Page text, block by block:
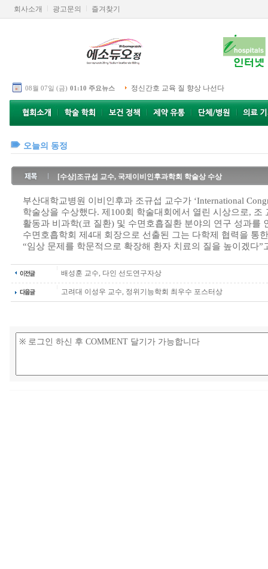
회사소개 광고문의 즐겨찾기
08월 07일 (금) 01:10 주요뉴스 정신간호 교육 질 향상 나선다
오늘의 동정
[수상]조규섭 교수, 국제이비인후과학회 학술상 수상
부산대학교병원 이비인후과 조규섭 교수가 ‘International
학술상을 수상했다. 제100회 학술대회에서 열린 시상으로, 조
활동과 비과학(코 질환) 및 수면호흡질환 분야의 연구 성과를
수면호흡학회 제4대 회장으로 선출된 그는 다학제 협력을 통
“임상 문제를 학문적으로 확장해 환자 치료의 질을 높이겠다”
배성훈 교수, 다인 선도연구자상
고려대 이성우 교수, 정위기능학회 최우수 포스터상